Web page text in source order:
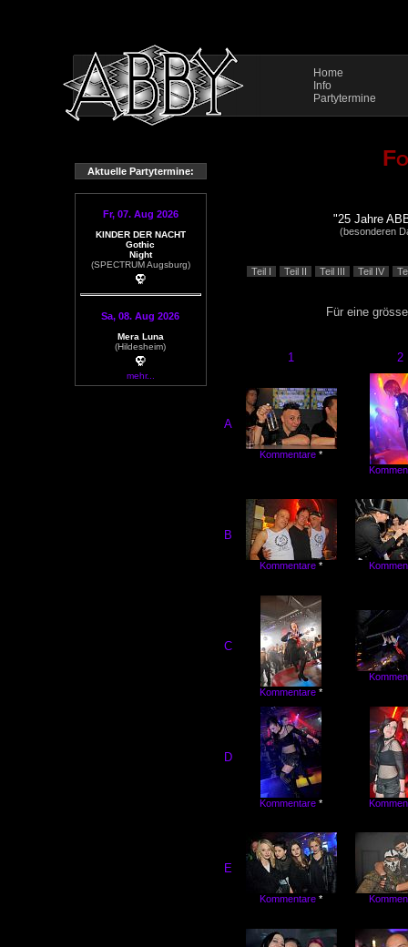
Home
Info
Partytermine
Aktuelle Partytermine:
Fr, 07. Aug 2026
KINDER DER NACHT
Gothic
Night
(SPECTRUM Augsburg)
Sa, 08. Aug 2026
Mera Luna
(Hildesheim)
mehr...
"25 Jahre
(besonderen
Teil I Teil II Teil III Teil IV
Für eine
1 2
A
Kommentare *
B
Kommentare *
C
Kommentare *
D
Kommentare *
E
Kommentare *